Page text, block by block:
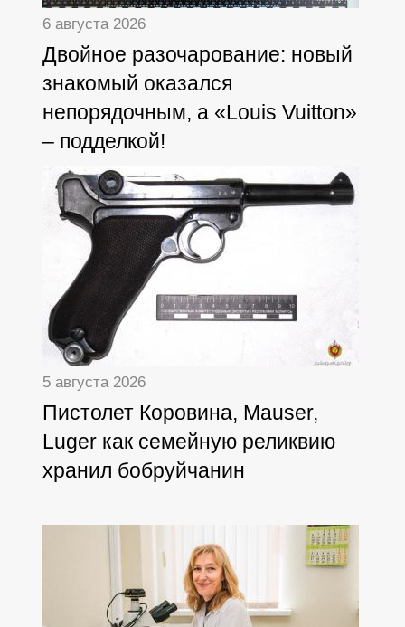
6 августа 2026
Двойное разочарование: новый
знакомый оказался
непорядочным, а «Louis Vuitton»
– подделкой!
5 августа 2026
Пистолет Коровина, Mauser,
Luger как семейную реликвию
хранил бобруйчанин